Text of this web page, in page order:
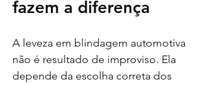
fazem a diferença
A leveza em blindagem automotiva
não é resultado de improviso. Ela
depende da escolha correta dos